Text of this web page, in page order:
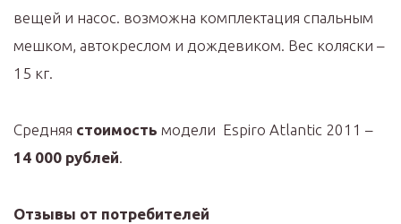
вещей и насос. возможна комплектация спальным
мешком, автокреслом и дождевиком. Вес коляски –
15 кг.
Средняя стоимость модели Espiro Atlantic 2011 –
14 000 рублей.
Отзывы от потребителей